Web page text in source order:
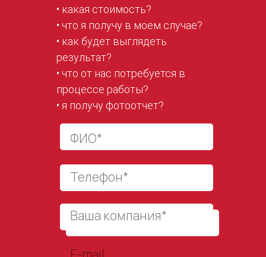
• какая стоимость?
• что я получу в моем случае?
• как будет выглядеть
результат?
• что от нас потребуется в
процессе работы?
• я получу фотоотчет?